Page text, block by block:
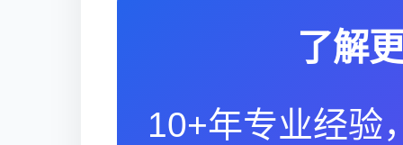
了解
10+年专业经验